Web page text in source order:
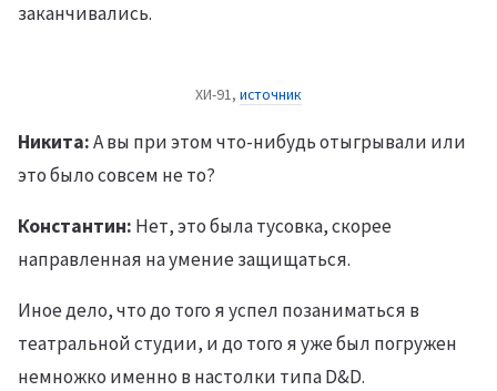
заканчивались.
ХИ-91, источник
Никита:А вы при этом что-нибудь отыгрывали или
это было совсем не то?
Константин: Нет, это была тусовка, скорее
направленная на умение защищаться.
Иное дело, что до того я успел позаниматься в
театральной студии, и до того я уже был погружен
немножко именно в настолки типа D&D.